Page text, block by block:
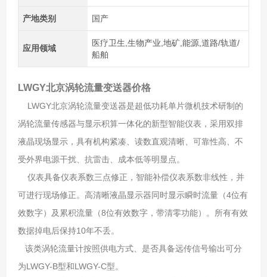
产地类别 国产
应用领域
医疗卫生,生物产业,地矿,能源,道路/轨道/
船舶
LWGY北京涡轮流量变送器价格
LWGY北京涡轮流量变送器是超低功耗单片微机技术研制的
涡轮流量传感器与显示积算一体化的新型智能仪表，采用双排
液晶现场显示，具有机构紧凑、读数直观清晰、可靠性高、不
受外界电源干扰、抗雷击、成本低等明显点。
仪表具备仪表系数三点修正，智能补偿仪表系数非线性，并
可进行现场修正。高清晰液晶显示器同时显示瞬时流量（4位有
效数字）及累积流量（8位有效数字，带清零功能）。所有有效
数据掉电后保持10年不丢。
该类涡轮流量计按照供电方式、是否具备远传信号输出可分
为LWGY-B型和LWGY-C型。